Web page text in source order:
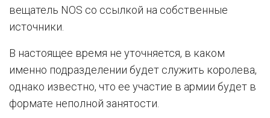
вещатель NOS со ссылкой на собственные
источники.
В настоящее время не уточняется, в каком
именно подразделении будет служить королева,
однако известно, что ее участие в армии будет в
формате неполной занятости.